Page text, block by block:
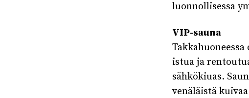
luonnollisessa
VIP-sauna
istua ja
sähkökiuas.
venäläistä